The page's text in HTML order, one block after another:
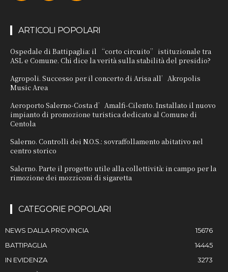
ARTICOLI POPOLARI
Ospedale di Battipaglia: il “corto circuito” istituzionale tra
ASL e Comune. Chi dice la verità sulla stabilità del presidio?
Agropoli. Successo per il concerto di Arisa all’Akropolis
Music Area
Aeroporto Salerno-Costa d’Amalfi-Cilento. Installato il nuovo
impianto di promozione turistica dedicato al Comune di
Centola
Salerno. Controlli dei N.O.S.: sovraffollamento abitativo nel
centro storico
Salerno. Parte il progetto utile alla collettività: in campo per la
rimozione dei mozziconi di sigaretta
CATEGORIE POPOLARI
NEWS DALLA PROVINCIA
15676
BATTIPAGLIA
14445
IN EVIDENZA
3273